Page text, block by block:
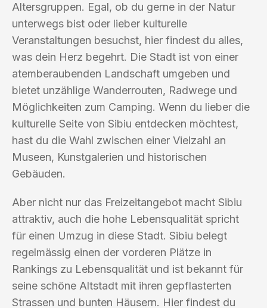
Altersgruppen. Egal, ob du gerne in der Natur
unterwegs bist oder lieber kulturelle
Veranstaltungen besuchst, hier findest du alles,
was dein Herz begehrt. Die Stadt ist von einer
atemberaubenden Landschaft umgeben und
bietet unzählige Wanderrouten, Radwege und
Möglichkeiten zum Camping. Wenn du lieber die
kulturelle Seite von Sibiu entdecken möchtest,
hast du die Wahl zwischen einer Vielzahl an
Museen, Kunstgalerien und historischen
Gebäuden.
Aber nicht nur das Freizeitangebot macht Sibiu
attraktiv, auch die hohe Lebensqualität spricht
für einen Umzug in diese Stadt. Sibiu belegt
regelmässig einen der vorderen Plätze in
Rankings zu Lebensqualität und ist bekannt für
seine schöne Altstadt mit ihren gepflasterten
Strassen und bunten Häusern. Hier findest du